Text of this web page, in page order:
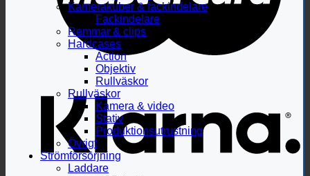
Kamerakuber & fackindelare
Fackindelare
Remmar & clips
Hardcases
Action
Objektiv
Rullväskor
Rullväskor
Kamera & video
Stativ
Produktionsutrustning
Övrigt
Strömförsörjning
Laddare